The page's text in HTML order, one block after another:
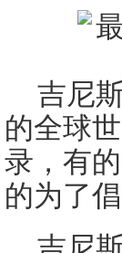
吉尼
的全球
录，有
的为了